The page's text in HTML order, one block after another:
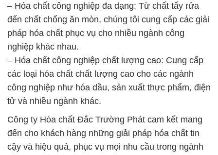
– Hóa chất công nghiệp đa dạng: Từ chất tẩy rửa
đến chất chống ăn mòn, chúng tôi cung cấp các giải
pháp hóa chất phục vụ cho nhiều ngành công
nghiệp khác nhau.
– Hóa chất công nghiệp chất lượng cao: Cung cấp
các loại hóa chất chất lượng cao cho các ngành
công nghiệp như hóa dầu, sản xuất thực phẩm, điện
tử và nhiều ngành khác.
Công ty Hóa chất Đắc Trường Phát cam kết mang
đến cho khách hàng những giải pháp hóa chất tin
cậy và hiệu quả, phục vụ mọi nhu cầu trong ngành